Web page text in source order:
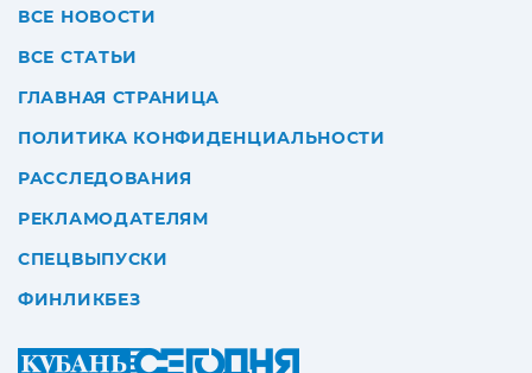
ВСЕ НОВОСТИ
ВСЕ СТАТЬИ
ГЛАВНАЯ СТРАНИЦА
ПОЛИТИКА КОНФИДЕНЦИАЛЬНОСТИ
РАССЛЕДОВАНИЯ
РЕКЛАМОДАТЕЛЯМ
СПЕЦВЫПУСКИ
ФИНЛИКБЕЗ